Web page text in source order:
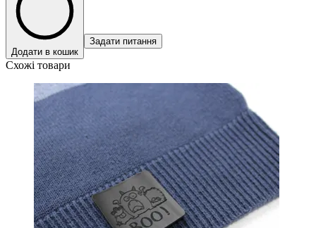
Додати в кошик
Задати питання
Схожі товари